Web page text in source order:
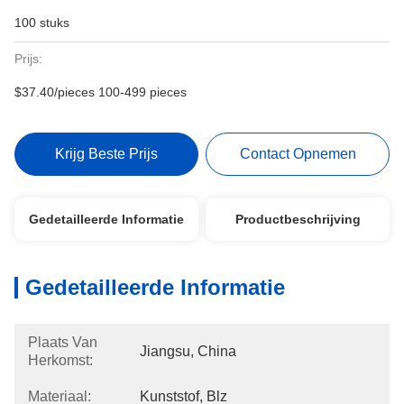
100 stuks
Prijs:
$37.40/pieces 100-499 pieces
Krijg Beste Prijs Contact Opnemen
Gedetailleerde Informatie Productbeschrijving
Gedetailleerde Informatie
Plaats Van
Herkomst:
Jiangsu, China
Materiaal: Kunststof, Blz